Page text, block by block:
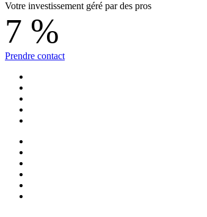
Votre investissement géré par des pros
7 %
Prendre contact